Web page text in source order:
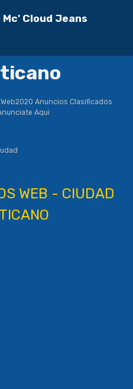
Cloud Jeans
WEB - CIUDAD